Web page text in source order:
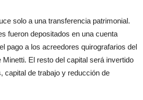
solo a una transferencia patrimonial.
fueron depositados en una cuenta
pago a los acreedores quirografarios del
El resto del capital será invertido
capital de trabajo y reducción de